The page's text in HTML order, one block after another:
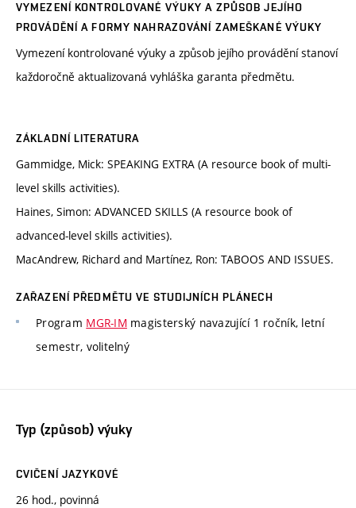
VYMEZENÍ KONTROLOVANÉ VÝUKY A ZPŮSOB JEJÍHO
PROVÁDĚNÍ A FORMY NAHRAZOVÁNÍ ZAMEŠKANÉ VÝUKY
Vymezení kontrolované výuky a způsob jejího provádění stanoví
každoročně aktualizovaná vyhláška garanta předmětu.
ZÁKLADNÍ LITERATURA
Gammidge, Mick: SPEAKING EXTRA (A resource book of multi-
level skills activities).
Haines, Simon: ADVANCED SKILLS (A resource book of
advanced-level skills activities).
MacAndrew, Richard and Martínez, Ron: TABOOS AND ISSUES.
ZAŘAZENÍ PŘEDMĚTU VE STUDIJNÍCH PLÁNECH
Program MGR-IM magisterský navazující 1 ročník, letní
semestr, volitelný
Typ (způsob) výuky
CVIČENÍ JAZYKOVÉ
26 hod., povinná